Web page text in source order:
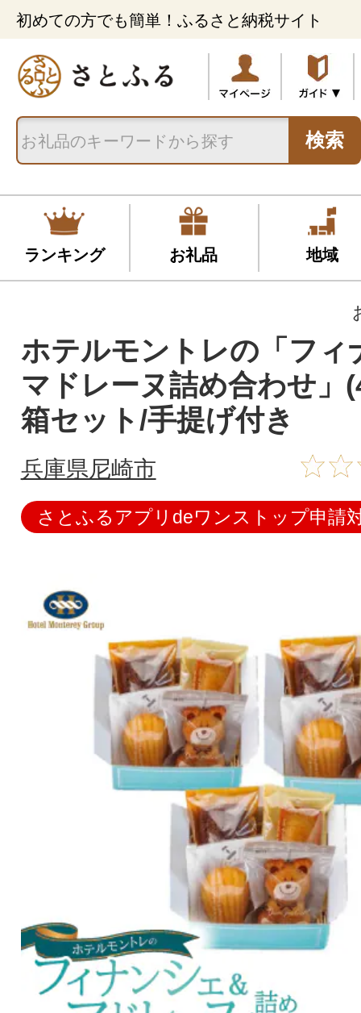
初めての方でも簡単！ふるさと納税サイト
検索
ランキング お礼品 地域
ホテルモントレの「フィ
マドレーヌ詰め合わせ」
箱セット/手提げ付き
兵庫県尼崎市
さとふるアプリdeワンストップ申請